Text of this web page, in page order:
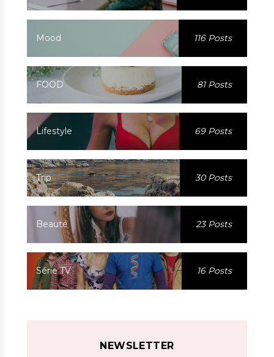
Mood 116 Posts
FOOD 81 Posts
Lifestyle 69 Posts
Trip 30 Posts
Beauté 23 Posts
Série TV 16 Posts
NEWSLETTER